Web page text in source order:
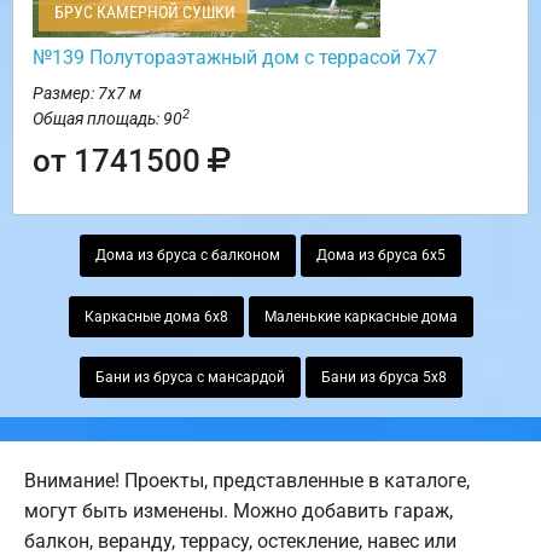
БРУС КАМЕРНОЙ СУШКИ
№139 Полутораэтажный дом с террасой 7х7
Размер: 7х7 м
Общая площадь: 902
от 1741500
Дома из бруса с балконом Дома из бруса 6х5
Каркасные дома 6х8 Маленькие каркасные дома
Бани из бруса с мансардой Бани из бруса 5х8
Внимание! Проекты, представленные в каталоге,
могут быть изменены. Можно добавить гараж,
балкон, веранду, террасу, остекление, навес или